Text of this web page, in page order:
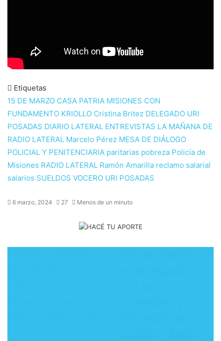
Etiquetas
15 DE MARZO CASA PATRIA MISIONES CON
FUNDAMENTO KRIOLLO Cristina Britez DELEGADO URI
POSADAS DIARIO LATERAL ENTREVISTAS LA MAÑANA DE
RADIO LATERAL Marcelo Pérez MESA DE DIÁLOGO
POLICIAL Y PENITENCIARIA paritarias pobreza Policía de
Misiones RADIO LATERAL Ramón Amarilla reclamo salarial
salarios SUELDOS VOCERO URI POSADAS
6 marzo, 2024 27 Menos de un minuto